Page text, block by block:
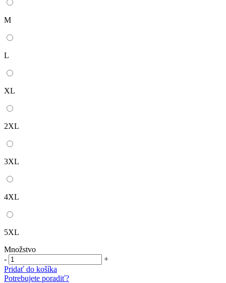
M
L
XL
2XL
3XL
4XL
5XL
Množstvo
-
+
Pridať do košíka
Potrebujete poradiť?